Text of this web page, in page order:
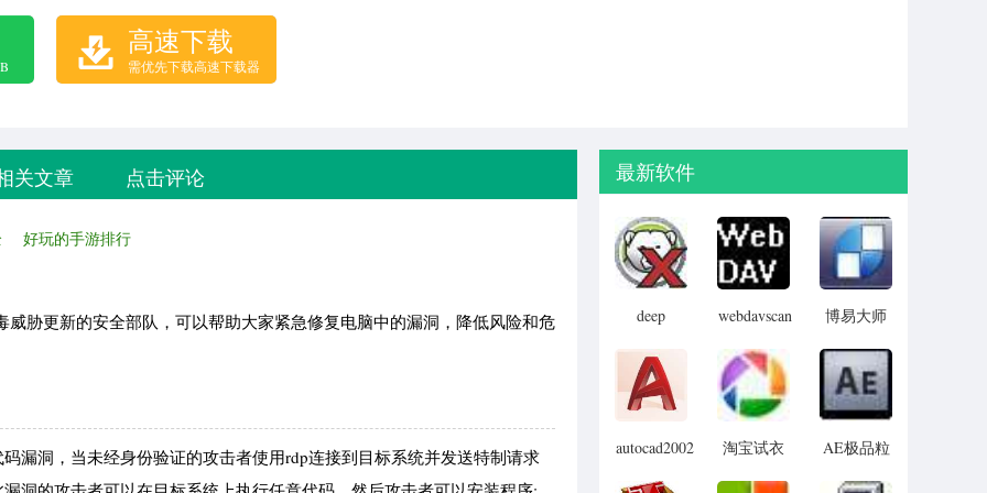
高速下载
需优先下载高速下载器
关文章 点击评论
好玩的手游排行
威胁更新的安全部队，可以帮助大家紧急修复电脑中的漏洞，降低风险和危
漏洞，当未经身份验证的攻击者使用rdp连接到目标系统并发送特制请求
最新软件
deep
password
remover(冰
点还原密
码清除器)
webdavscan
(web漏洞
扫描软件)
博易大师
autocad2002
淘宝试衣
AE极品粒